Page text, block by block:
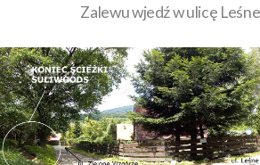
Zalewu wjedź w ulicę